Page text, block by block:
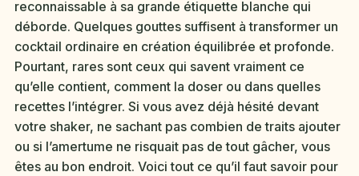
reconnaissable à sa grande étiquette blanche qui
déborde. Quelques gouttes suffisent à transformer un
cocktail ordinaire en création équilibrée et profonde.
Pourtant, rares sont ceux qui savent vraiment ce
qu’elle contient, comment la doser ou dans quelles
recettes l’intégrer. Si vous avez déjà hésité devant
votre shaker, ne sachant pas combien de traits ajouter
ou si l’amertume ne risquait pas de tout gâcher, vous
êtes au bon endroit. Voici tout ce qu’il faut savoir pour